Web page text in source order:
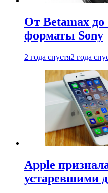
От Betamax
форматы Sony
2 года спустя2 года
Apple
устаревшими